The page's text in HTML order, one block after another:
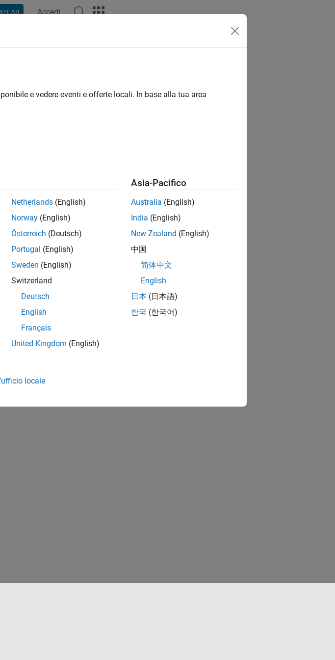
Accedi
e vedere eventi e offerte locali. In base alla tua area
Netherlands (English)
Norway (English)
Österreich (Deutsch)
Portugal (English)
Sweden (English)
Switzerland
Deutsch
English
Français
United Kingdom (English)
Asia-Pacifico
Australia (English)
India (English)
New Zealand (English)
中国
简体中文
English
日本 (日本語)
한국 (한국어)
locale